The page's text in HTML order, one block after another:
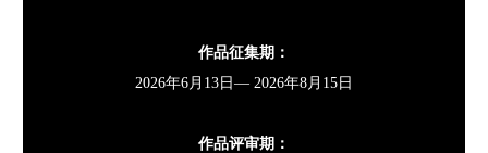
作品征集期：
2026年6月13日— 2026年8月15日
作品评审期：